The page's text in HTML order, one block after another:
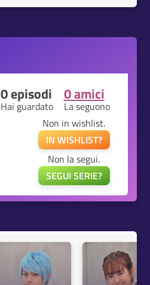
0 episodi
Hai guardato
0 amici
La seguono
Non in wishlist.
IN WISHLIST?
Non la segui.
SEGUI SERIE?